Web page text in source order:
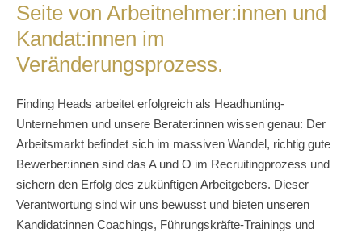
Seite von Arbeitnehmer:innen und
Kandat:innen im
Veränderungsprozess.
Finding Heads arbeitet erfolgreich als Headhunting-
Unternehmen und unsere Berater:innen wissen genau: Der
Arbeitsmarkt befindet sich im massiven Wandel, richtig gute
Bewerber:innen sind das A und O im Recruitingprozess und
sichern den Erfolg des zukünftigen Arbeitgebers. Dieser
Verantwortung sind wir uns bewusst und bieten unseren
Kandidat:innen Coachings, Führungskräfte-Trainings und